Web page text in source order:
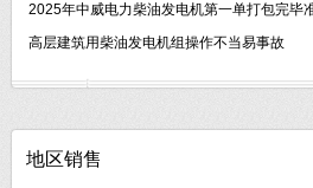
2025年中威电力柴油发电机第一单打包完毕
高层建筑用柴油发电机组操作不当易事故
地区销售